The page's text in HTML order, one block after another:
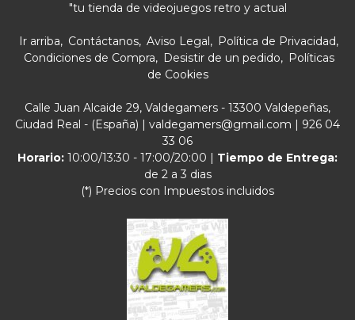
"tu tienda de videojuegos retro y actual
Ir arriba Contáctanos Aviso Legal
Política de Privacidad
Condiciones de Compra
Desistir de un pedido
Políticas
de Cookies
Calle Juan Alcaide 29, Valdegamers - 13300 Valdepeñas,
Ciudad Real - (España) | valdegamers@gmail.com | 926 04
33 06
Horario: 10:00/13:30 - 17:00/20:00 | Tiempo de Entrega:
de 2 a 3 dias
(*) Precios con Impuestos incluidos